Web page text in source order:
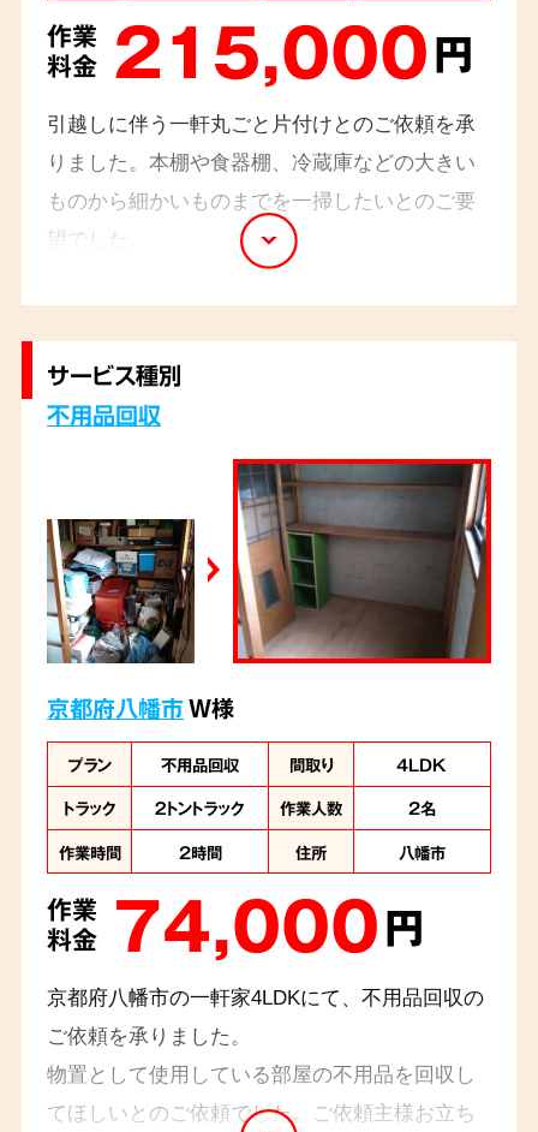
作業
料金 215,000円
引越しに伴う一軒丸ごと片付けとのご依頼を承
りました。本棚や食器棚、冷蔵庫などの大きい
ものから細かいものまでを一掃したいとのご要
望でした。
大変広いお家でしたがスタッフ5名でお伺いし、
7時間ほどですべての作業を終えることが出来ま
サービス種別
不用品回収
京都府八幡市W様
プラン 不用品回収 間取り
4LDK
トラック
２トントラック 作業人数
2名
作業時間
2時間 住所 八幡市
作業
料金 74,000円
京都府八幡市の一軒家4LDKにて、不用品回収の
ご依頼を承りました。
物置として使用している部屋の不用品を回収し
てほしいとのご依頼でした。ご依頼主様お立ち